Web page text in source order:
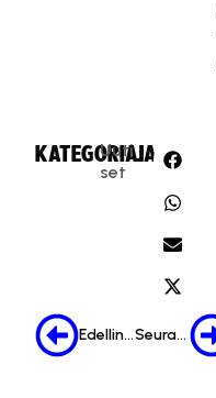
KATEGORIA:
Uuti
set
JAA:
Edellinen Seuraava